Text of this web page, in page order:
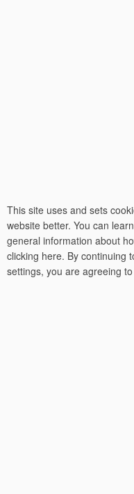
This site uses and sets
website better. You can
general information about
clicking here. By continuing
settings, you are agreeing